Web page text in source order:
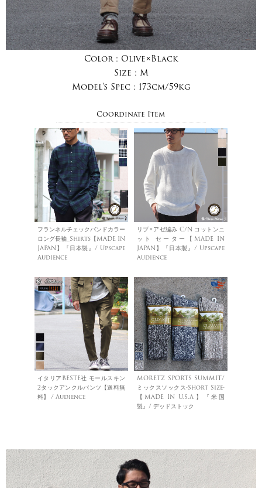
Color : Olive×Black
Size : M
Model's Spec : 173cm/59kg
Coordinate Item
フランネルチェックバンドカラー
ロング長袖_Shirts【MADE IN
JAPAN】『日本製』/ Upscape
Audience
リブ×アゼ編み C/N コットンニ
ット セーター【MADE IN
JAPAN】『日本製』/ Upscape
Audience
イタリアBESTE社 モールスキン
2タックアンクルパンツ【送料無
料】 / Audience
MORETZ SPORTS SUMMIT/
ミックスソックス-Short Size-
【MADE IN U.S.A】『米国
製』/ デッドストック